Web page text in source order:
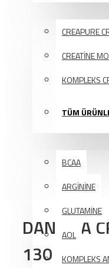
KREATİN
CREAPURE
CREATİNE
KOMPLEKS
TÜM
AMINO ASIT
BCAA
ARGİNİNE
GLUTAMİNE
AOL
KOMPLEKS
DANVİTA
130 GR